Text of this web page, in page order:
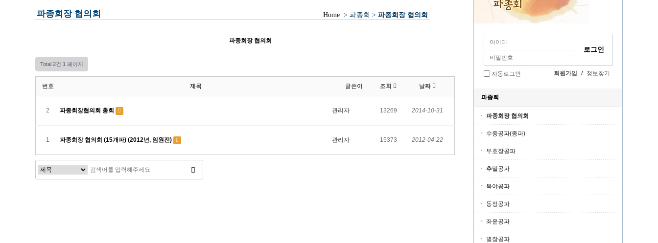
파종회장 협의회 Home > 파종회 > 파종회장 협의회
파종회장 협의회
Total 2건 1 페이지
번호 제목 글쓴이 조회 날짜
2 파종회장협의회 총회 관리자 13269 2014-10-31
1 파종회장 협의회 (15개파) (2012년, 임원진) 관리자 15373 2012-04-22
자동로그인 회원가입 / 정보찾기
파종회
파종회장 협의회
수중공파(종파)
부호장공파
추밀공파
복야공파
동정공파
좌윤공파
별장공파